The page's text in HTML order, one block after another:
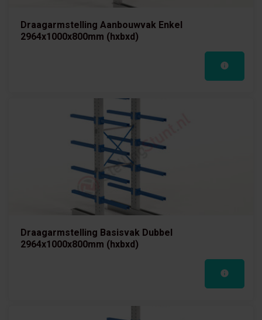
Draagarmstelling Aanbouwvak Enkel
2964x1000x800mm (hxbxd)
Draagarmstelling Basisvak Dubbel
2964x1000x800mm (hxbxd)